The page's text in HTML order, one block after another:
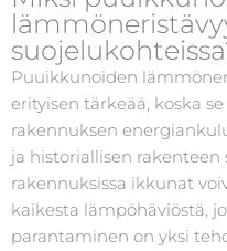
Puuikkunoiden
erityisen tärkeää, koska
rakennuksen
ja historiallisen rakenteen
rakennuksissa ikkunat
kaikesta lämpöhäviöstä,
parantaminen on yksi